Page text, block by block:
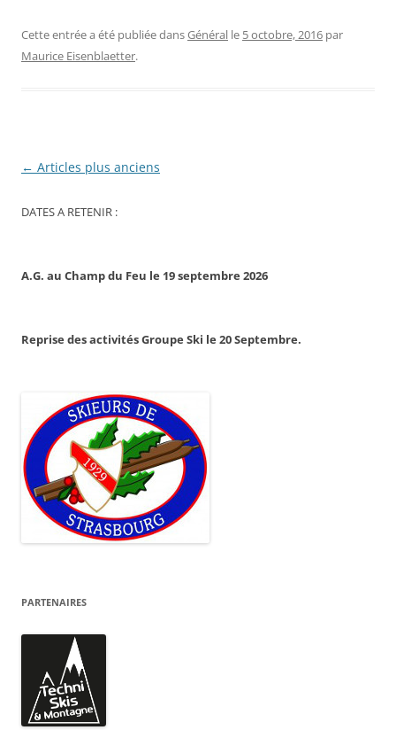
Cette entrée a été publiée dansGénéral le 5 octobre, 2016 par
Maurice Eisenblaetter.
Navigation
articles
← Articles plus anciens
DATES A RETENIR :
A.G. au Champ du Feu le 19 septembre 2026
Reprise des activités Groupe Ski le 20 Septembre.
PARTENAIRES